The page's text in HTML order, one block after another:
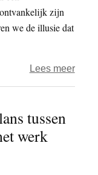
zijn
we de illusie dat
Lees meerover
tussen
werk